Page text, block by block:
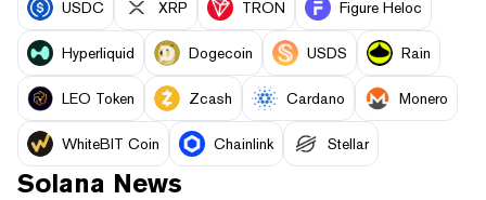
USDC XRP TRON Figure Heloc
Hyperliquid Dogecoin USDS Rain
LEO Token Zcash Cardano Monero
WhiteBIT Coin Chainlink Stellar
Solana News